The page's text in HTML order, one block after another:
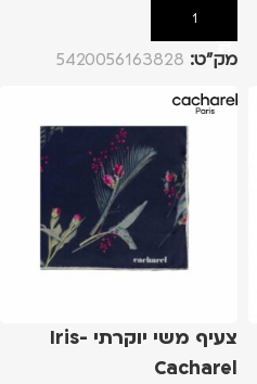
הוספה לסל
מק”ט: 5420056163828
צעיף משי יוקרתי Iris-
Cacharel